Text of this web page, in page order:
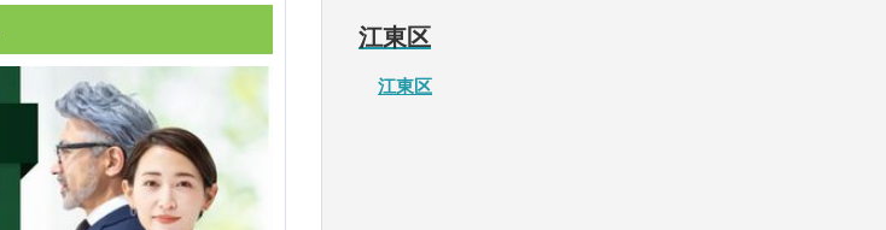
江東区
江東区